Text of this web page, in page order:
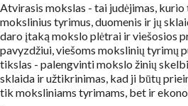
Atvirasis mokslas - tai judėjimas,
mokslinius tyrimus, duomenis ir jų
daro įtaką mokslo plėtrai ir viešosios
pavyzdžiui, viešoms mokslinių tyrimų
tikslas - palengvinti mokslo žinių
sklaida ir užtikrinimas, kad ji būtų
tik moksliniams tyrimams, bet ir